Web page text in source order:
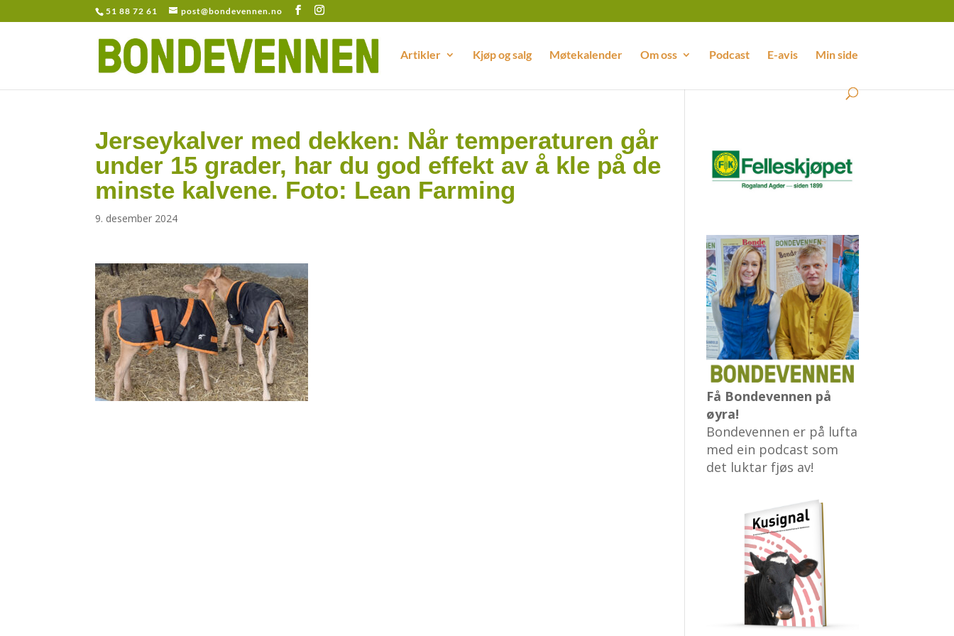
51 88 72 61 post@bondevennen.no
Artikler Kjøp og salg Møtekalender Om oss Podcast E-avis Min side
Jerseykalver med dekken: Når temperaturen går
under 15 grader, har du god effekt av å kle på de
minste kalvene. Foto: Lean Farming
9. desember 2024
Få Bondevennen på
øyra!
Bondevennen er på lufta
med ein podcast som
det luktar fjøs av!